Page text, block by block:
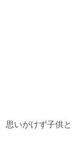
思いがけず子供と